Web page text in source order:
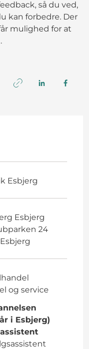
så du ved,
kan forbedre. Der
mulighed for at
Esbjerg
Esbjerg
24
og service
i Esbjerg)